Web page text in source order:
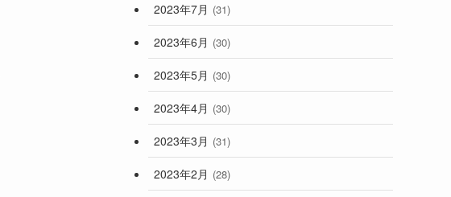
2023年7月 (31)
2023年6月 (30)
2023年5月 (30)
2023年4月 (30)
2023年3月 (31)
2023年2月 (28)